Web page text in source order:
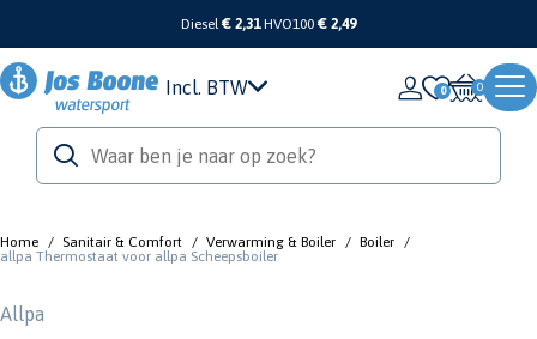
Diesel€ 2,31 HVO100 € 2,49
Incl. BTW 0
Home / Sanitair & Comfort / Verwarming & Boiler / Boiler /
allpa Thermostaat voor allpa Scheepsboiler
Allpa